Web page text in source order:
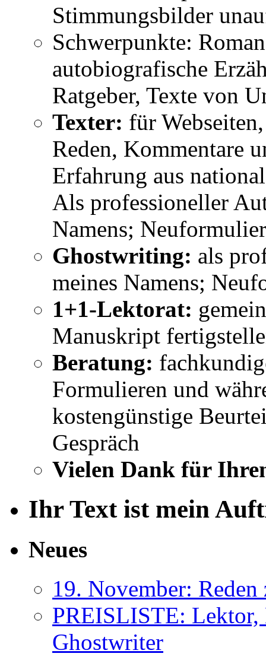
Stimmungsbilder
Schwerpunkte:
autobiografische
Ratgeber, Texte von
Texter: für
Reden, Kommentare
Erfahrung aus
Als professioneller
Namens;
Ghostwriting: als
meines Namens;
1+1-Lektorat:
Manuskript
Beratung:
Formulieren und
kostengünstige
Gespräch
Vielen Dank für
Ihr Text ist mein
Neues
19. November:
PREISLISTE: Lektor,
Ghostwriter